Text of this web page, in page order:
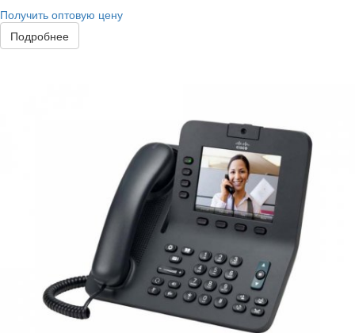
Получить оптовую цену
Подробнее